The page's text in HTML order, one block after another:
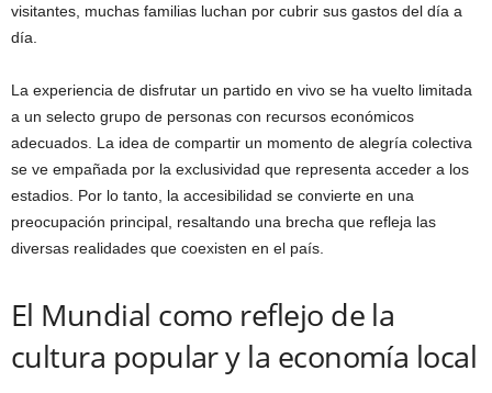
visitantes, muchas familias luchan por cubrir sus gastos del día a
día.
La experiencia de disfrutar un partido en vivo se ha vuelto limitada
a un selecto grupo de personas con recursos económicos
adecuados. La idea de compartir un momento de alegría colectiva
se ve empañada por la exclusividad que representa acceder a los
estadios. Por lo tanto, la accesibilidad se convierte en una
preocupación principal, resaltando una brecha que refleja las
diversas realidades que coexisten en el país.
El Mundial como reflejo de la
cultura popular y la economía local